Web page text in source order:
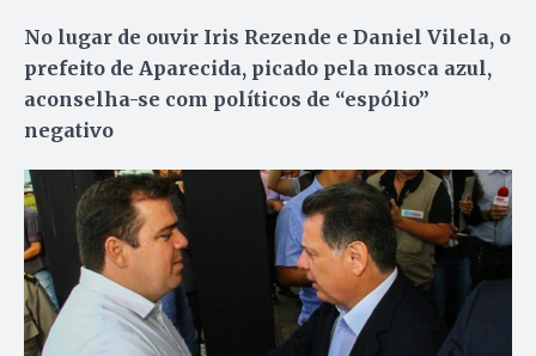
No lugar de ouvir Iris Rezende e Daniel Vilela, o
prefeito de Aparecida, picado pela mosca azul,
aconselha-se com políticos de “espólio”
negativo